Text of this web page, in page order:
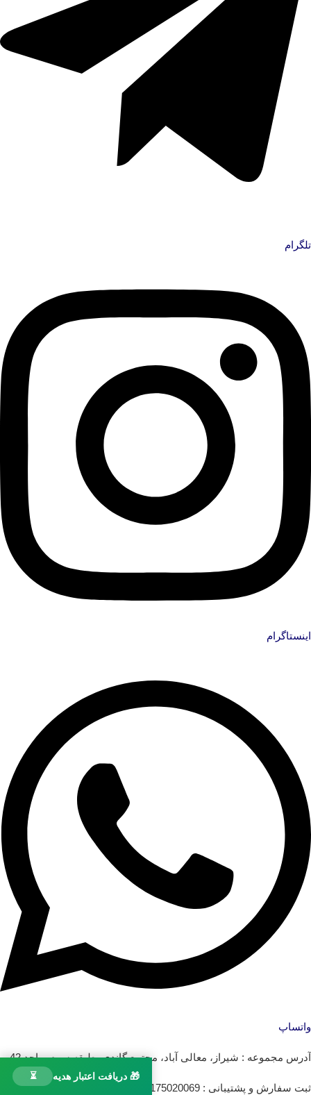
تلگرام
اینستاگرام
واتساپ
آدرس مجموعه : شیراز، معالی آباد، مجتمع گاندی، طبقه سوم، واحد 42
ثبت سفارش و پشتیبانی : 09175020069
🎁 دریافت اعتبار هدیه ⏳